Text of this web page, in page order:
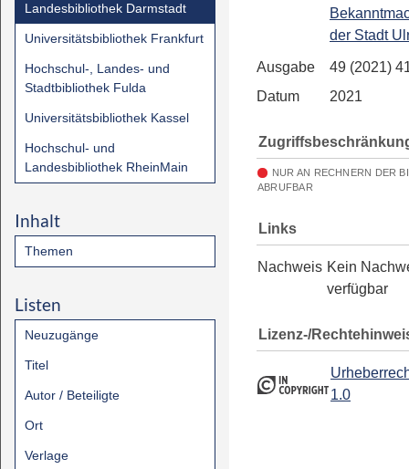
Landesbibliothek Darmstadt
Universitätsbibliothek Frankfurt
Hochschul-, Landes- und
Stadtbibliothek Fulda
Universitätsbibliothek Kassel
Hochschul- und
Landesbibliothek RheinMain
Inhalt
Themen
Listen
Neuzugänge
Titel
Autor / Beteiligte
Ort
Verlage
der Stadt
Ausgabe
49 (2021)
Datum
2021
NUR AN RECHNERN DER
ABRUFBAR
Links
Nachweis Kein
verfügbar
Lizenz-/
1.0